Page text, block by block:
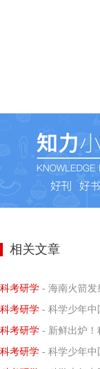
相关文章
科考研学 - 海南火箭发射现
科考研学 - 科学少年中国
科考研学 - 新鲜出炉！
科考研学 - 科学少年中国